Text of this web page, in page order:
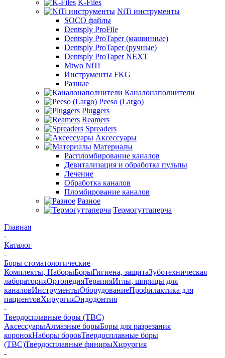
K-Files
NiTi инструменты
SOCO файлы
Dentsply ProFile
Dentsply ProTaper (машинные)
Dentsply ProTaper (ручные)
Dentsply ProTaper NEXT
Mtwo NiTi
Инструменты FKG
Разные
Каналонаполнители
Peeso (Largo)
Pluggers
Reamers
Spreaders
Аксессуары
Материалы
Распломбирование каналов
Девитализация и обработка пульпы
Лечение
Обработка каналов
Пломбирование каналов
Разное
Термогуттаперча
Главная
-
Каталог
-
Боры стоматологические
Комплекты, НаборыБорыГигиена, защитаЗуботехническая
лабораторияОртопедияТерапияИглы, шприцы для
каналовИнструментыОборудованиеПрофилактика для
пациентовХирургияЭндодонтия
-
Твердосплавные боры (ТВС)
АксессуарыАлмазные борыБоры для разрезания
коронокНаборы боровТвердосплавные боры
(ТВС)Твердосплавные финирыХирургия
-